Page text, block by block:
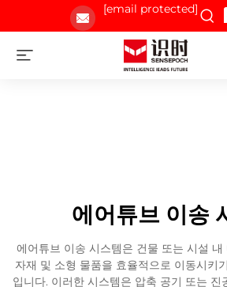
[email protected]
에어튜브 이송
에어튜브 이송 시스템은 건물 또는 시설
자재 및 소형 물품을 효율적으로 이동시키
입니다. 이러한 시스템은 압축 공기 또는 진